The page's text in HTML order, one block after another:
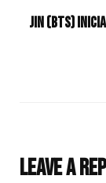
Jin (BTS)
Leave a